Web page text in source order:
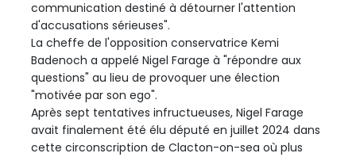
communication destiné à détourner l'attention
d'accusations sérieuses".
La cheffe de l'opposition conservatrice Kemi
Badenoch a appelé Nigel Farage à "répondre aux
questions" au lieu de provoquer une élection
"motivée par son ego".
Après sept tentatives infructueuses, Nigel Farage
avait finalement été élu député en juillet 2024 dans
cette circonscription de Clacton-on-sea où plus